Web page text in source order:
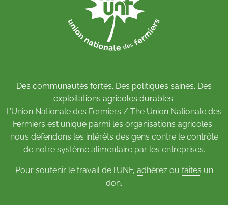
Des communautés fortes. Des politiques saines. Des
exploitations agricoles durables.
L’Union Nationale des Fermiers / The Union Nationale des
Fermiers est unique parmi les organisations agricoles :
nous défendons les intérêts des gens contre le contrôle
de notre système alimentaire par les entreprises.
Pour soutenir le travail de l’UNF, adhérezou faites un
don.